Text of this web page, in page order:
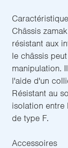
Châssis
résistant aux
le châssis
manipulation.
l'aide d'un
Résistant au
isolation entre
de type F.
Accessoires